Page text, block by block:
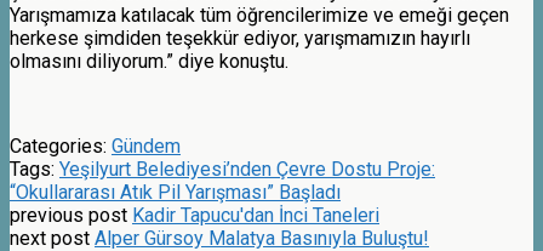
Yarışmamıza katılacak tüm öğrencilerimize ve emeği geçen
herkese şimdiden teşekkür ediyor, yarışmamızın hayırlı
olmasını diliyorum.” diye konuştu.
Categories: Gündem
Tags: Yeşilyurt Belediyesi’nden Çevre Dostu Proje:
“Okullararası Atık Pil Yarışması” Başladı
previous post Kadir Tapucu'dan İnci Taneleri
next post Alper Gürsoy Malatya Basınıyla Buluştu!